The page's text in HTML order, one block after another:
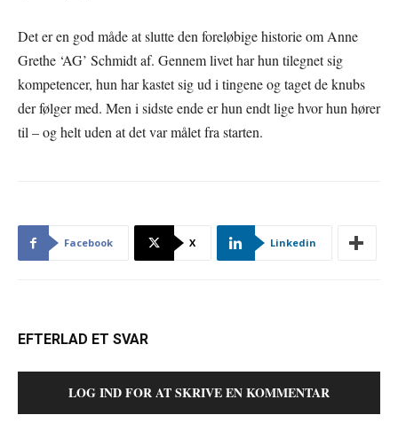
Det er en god måde at slutte den foreløbige historie om Anne
Grethe ‘AG’ Schmidt af. Gennem livet har hun tilegnet sig
kompetencer, hun har kastet sig ud i tingene og taget de knubs
der følger med. Men i sidste ende er hun endt lige hvor hun hører
til – og helt uden at det var målet fra starten.
Facebook X Linkedin
EFTERLAD ET SVAR
LOG IND FOR AT SKRIVE EN KOMMENTAR